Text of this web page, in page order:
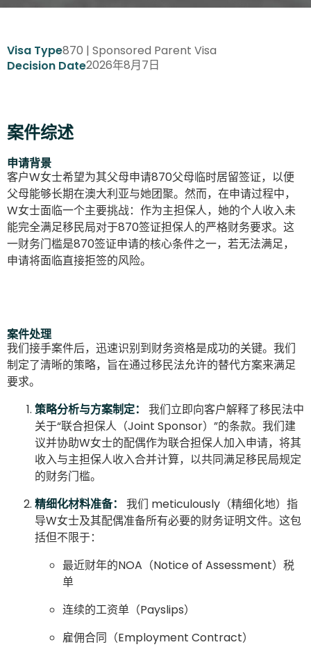
Visa Type870 | Sponsored Parent Visa
Decision Date2026年8月7日
案件综述
申请背景
客户W女士希望为其父母申请870父母临时居留签证，以便
父母能够长期在澳大利亚与她团聚。然而，在申请过程中，
W女士面临一个主要挑战：作为主担保人，她的个人收入未
能完全满足移民局对于870签证担保人的严格财务要求。这
一财务门槛是870签证申请的核心条件之一，若无法满足，
申请将面临直接拒签的风险。
案件处理
我们接手案件后，迅速识别到财务资格是成功的关键。我们
制定了清晰的策略，旨在通过移民法允许的替代方案来满足
要求。
策略分析与方案制定：
我们立即向客户解释了移民法中
关于“联合担保人（Joint Sponsor）”的条款。我们建
议并协助W女士的配偶作为联合担保人加入申请，将其
收入与主担保人收入合并计算，以共同满足移民局规定
的财务门槛。
精细化材料准备：
我们 meticulously（精细化地）指
导W女士及其配偶准备所有必要的财务证明文件。这包
括但不限于：
最近财年的NOA（Notice of Assessment）税
单
连续的工资单（Payslips）
雇佣合同（Employment Contract）